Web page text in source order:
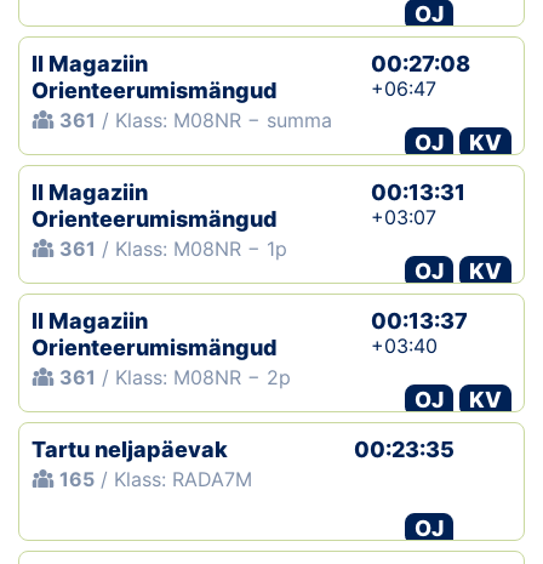
OJ
II Magaziin
Orienteerumismängud
361 / Klass: M08NR − summa
00:27:08
+06:47
OJ
KV
II Magaziin
Orienteerumismängud
361 / Klass: M08NR − 1p
00:13:31
+03:07
OJ
KV
II Magaziin
Orienteerumismängud
361 / Klass: M08NR − 2p
00:13:37
+03:40
OJ
KV
Tartu neljapäevak
165 / Klass: RADA7M
00:23:35
OJ